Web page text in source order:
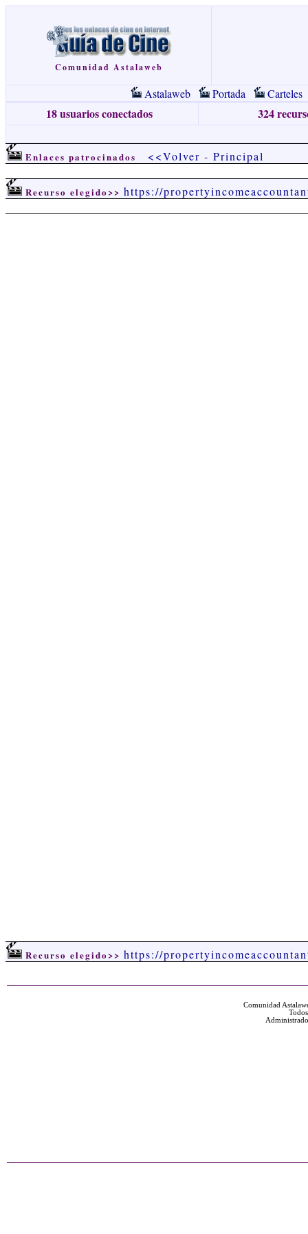
Comunidad Astalaweb
Astalaweb Portada Carteles
18 usuarios conectados 324
Enlaces patrocinados <<Volver - Principal
Recurso elegido>> https://
Recurso elegido>> https://
Comunidad